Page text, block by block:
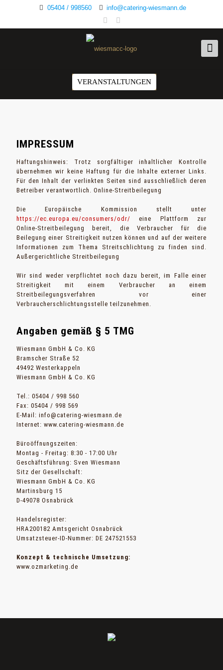
05404 / 998560 info@catering-wiesmann.de
VERANSTALTUNGEN
IMPRESSUM
Haftungshinweis: Trotz sorgfältiger inhaltlicher Kontrolle
übernehmen wir keine Haftung für die Inhalte externer Links.
Für den Inhalt der verlinkten Seiten sind ausschließlich deren
Betreiber verantwortlich. Online-Streitbeilegung
Die Europäische Kommission stellt unter
https://ec.europa.eu/consumers/odr/eine Plattform zur
Online-Streitbeilegung bereit, die Verbraucher für die
Beilegung einer Streitigkeit nutzen können und auf der weitere
Informationen zum Thema Streitschlichtung zu finden sind.
Außergerichtliche Streitbeilegung
Wir sind weder verpflichtet noch dazu bereit, im Falle einer
Streitigkeit mit einem Verbraucher an einem
Streitbeilegungsverfahren vor einer
Verbraucherschlichtungsstelle teilzunehmen.
Angaben gemäß § 5 TMG
Wiesmann GmbH & Co. KG
Bramscher Straße 52
49492 Westerkappeln
Wiesmann GmbH & Co. KG
Tel.: 05404 / 998 560
Fax: 05404 / 998 569
E-Mail: info@catering-wiesmann.de
Internet: www.catering-wiesmann.de
Büroöffnungszeiten:
Montag - Freitag: 8:30 - 17:00 Uhr
Geschäftsführung: Sven Wiesmann
Sitz der Gesellschaft:
Wiesmann GmbH & Co. KG
Martinsburg 15
D-49078 Osnabrück
Handelsregister:
HRA200182 Amtsgericht Osnabrück
Umsatzsteuer-ID-Nummer: DE 247521553
Konzept & technische Umsetzung:
www.ozmarketing.de